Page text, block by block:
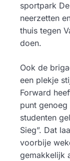
sportpark
neerzetten
thuis tegen
doen.
Ook de
een plekje
Forward
punt
studenten
Sieg”. Dat
voorbije
gemakkelijk